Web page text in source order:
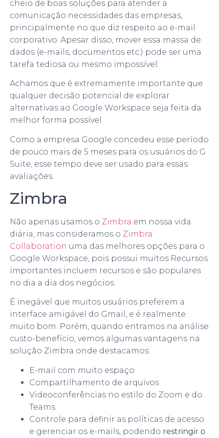
cheio de boas soluções para atender a
comunicação necessidades das empresas,
principalmente no que diz respeito ao e-mail
corporativo. Apesar disso, mover essa massa de
dados (e-mails, documentos etc.) pode ser uma
tarefa tediosa ou mesmo impossível.
Achamos que é extremamente importante que
qualquer decisão potencial de explorar
alternativas ao Google Workspace seja feita da
melhor forma possível.
Como a empresa Google concedeu esse período
de pouco mais de 5 meses para os usuários do G
Suite, esse tempo deve ser usado para essas
avaliações.
Zimbra
Não apenas usamos o Zimbra em nossa vida
diária, mas consideramos o Zimbra
Collaboration uma das melhores opções para o
Google Workspace, pois possui muitos Recursos
importantes incluem recursos e são populares
no dia a dia dos negócios.
É inegável que muitos usuários preferem a
interface amigável do Gmail, e é realmente
muito bom. Porém, quando entramos na análise
custo-benefício, vemos algumas vantagens na
solução Zimbra onde destacamos:
E-mail com muito espaço
Compartilhamento de arquivos
Videoconferências no estilo do Zoom e do
Teams
Controle para definir as políticas de acesso
e gerenciar os e-mails, podendo restringir o